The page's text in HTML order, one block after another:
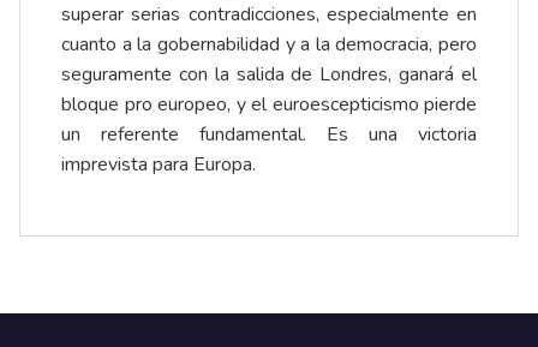
superar serias contradicciones, especialmente en
cuanto a la gobernabilidad y a la democracia, pero
seguramente con la salida de Londres, ganará el
bloque pro europeo, y el euroescepticismo pierde
un referente fundamental. Es una victoria
imprevista para Europa.